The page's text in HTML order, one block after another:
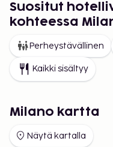
Suositut
kohteessa
Perheystävällinen
Kaikki sisältyy
Milano kartta
Näytä kartalla